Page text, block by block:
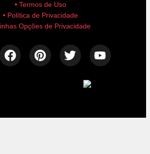
• Termos de Uso
• Política de Privacidade
Opções de Privacidade